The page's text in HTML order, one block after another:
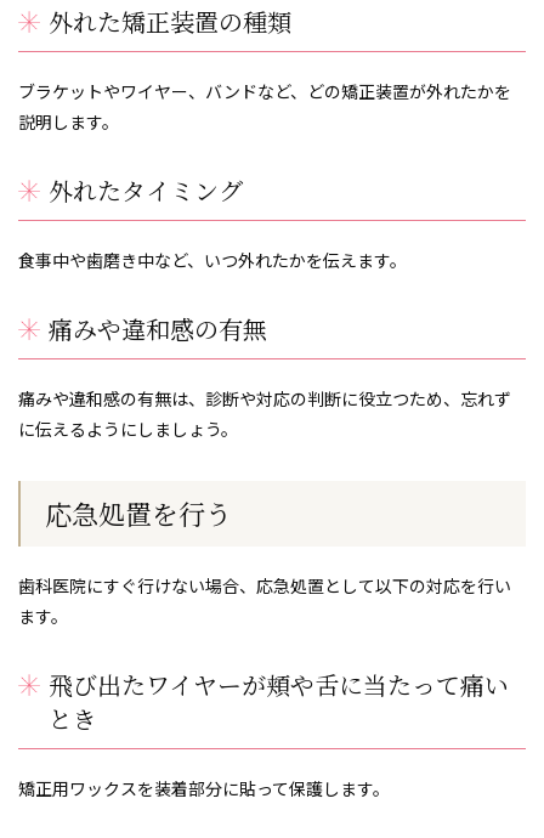
外れた矯正装置の種類
ブラケットやワイヤー、バンドなど、どの矯正装置が外れたかを
説明します。
外れたタイミング
食事中や歯磨き中など、いつ外れたかを伝えます。
痛みや違和感の有無
痛みや違和感の有無は、診断や対応の判断に役立つため、忘れず
に伝えるようにしましょう。
応急処置を行う
歯科医院にすぐ行けない場合、応急処置として以下の対応を行い
ます。
飛び出たワイヤーが頬や舌に当たって痛い
とき
矯正用ワックスを装着部分に貼って保護します。